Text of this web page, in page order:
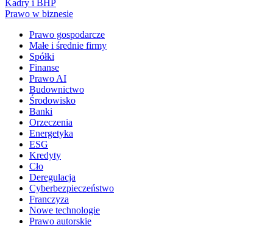
Kadry i BHP
Prawo w biznesie
Prawo gospodarcze
Małe i średnie firmy
Spółki
Finanse
Prawo AI
Budownictwo
Środowisko
Banki
Orzeczenia
Energetyka
ESG
Kredyty
Cło
Deregulacja
Cyberbezpieczeństwo
Franczyza
Nowe technologie
Prawo autorskie